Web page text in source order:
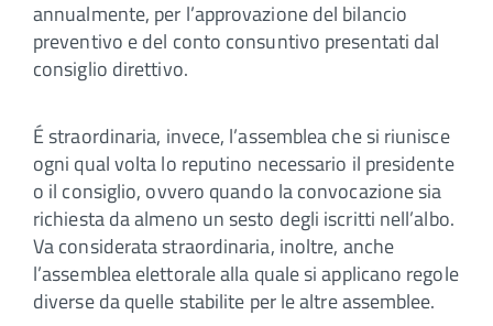
annualmente, per l’approvazione del bilancio
preventivo e del conto consuntivo presentati dal
consiglio direttivo.
É straordinaria, invece, l’assemblea che si riunisce
ogni qual volta lo reputino necessario il presidente
o il consiglio, ovvero quando la convocazione sia
richiesta da almeno un sesto degli iscritti nell’albo.
Va considerata straordinaria, inoltre, anche
l’assemblea elettorale alla quale si applicano regole
diverse da quelle stabilite per le altre assemblee.